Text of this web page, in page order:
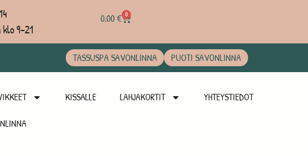
klo 9-21
0,00€ 0
TASSUSPA SAVONLINNA PUOTI SAVONLINNA
KISSALLE LAHJAKORTIT YHTEYSTIEDOT